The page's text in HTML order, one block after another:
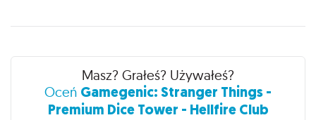
Recenzje
Masz? Grałeś? Używałeś?
Oceń Gamegenic: Stranger Things -
Premium Dice Tower - Hellfire Club